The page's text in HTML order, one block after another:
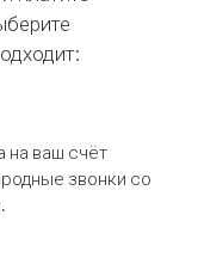
на ваш счёт
звонки со